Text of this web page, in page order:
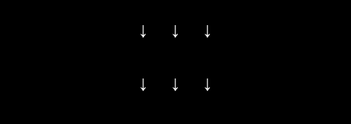
↓ ↓ ↓
↓ ↓ ↓